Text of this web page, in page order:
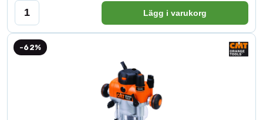
Lägg i varukorg
-62%